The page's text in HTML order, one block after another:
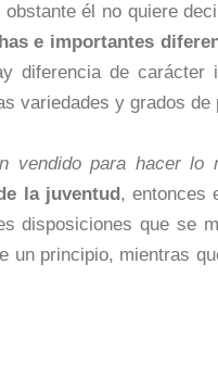
él no quiere
e importantes
diferencia de carácter
variedades y grados de
vendido para hacer lo
la juventud, entonces
disposiciones que se
un principio, mientras